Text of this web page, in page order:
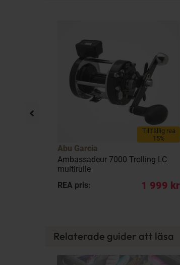
Tillfällig rea
15%
Abu Garcia
Ambassadeur 7000 Trolling LC
multirulle
REA pris:
1 999 kr
Relaterade guider att läsa